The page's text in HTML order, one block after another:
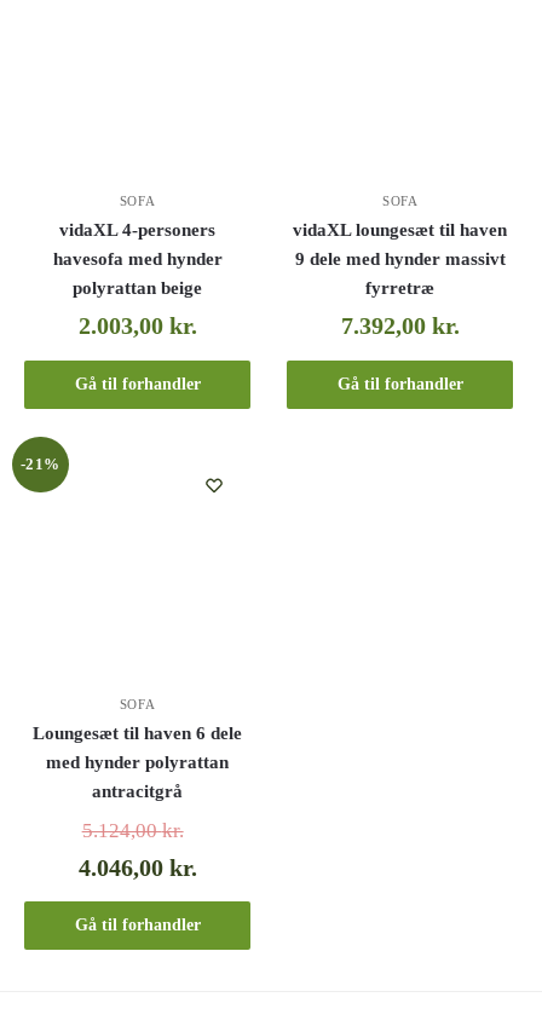
SOFA
vidaXL 4-personers
havesofa med hynder
polyrattan beige
2.003,00 kr.
Gå til forhandler
SOFA
vidaXL loungesæt til haven
9 dele med hynder massivt
fyrretræ
7.392,00 kr.
Gå til forhandler
-21%
SOFA
Loungesæt til haven 6 dele
med hynder polyrattan
antracitgrå
5.124,00kr.
4.046,00 kr.
Gå til forhandler